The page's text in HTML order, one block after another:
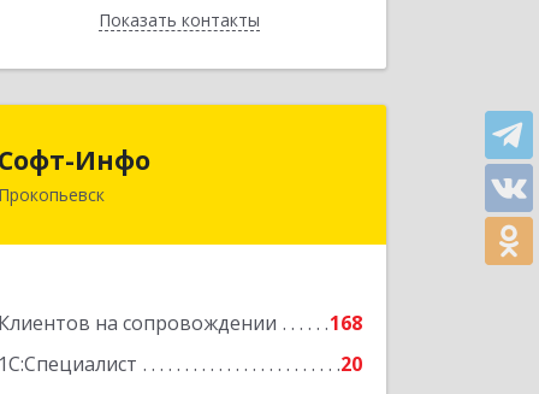
Показать контакты
Назад
Софт-Инфо
Прокопьевск
Клиентов на сопровождении
168
1С:Специалист
20
653039, Кемеровская область -
Подробнее